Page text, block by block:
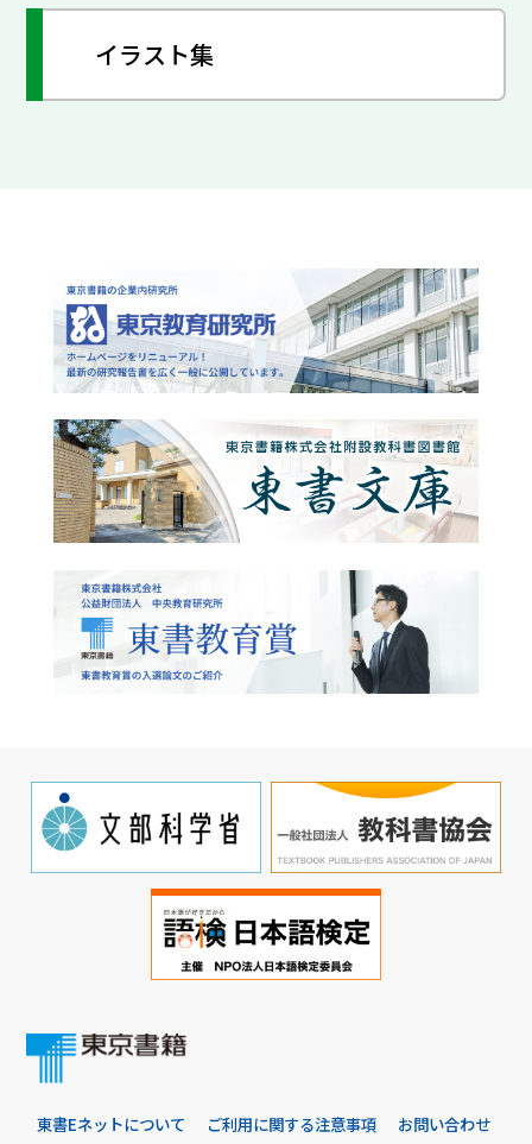
イラスト集
東書Eネットについて ご利用に関する注意事項
お問い合わせ